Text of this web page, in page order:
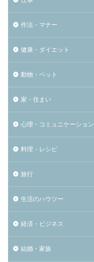
作法・マナー
健康・ダイエット
動物・ペット
家・住まい
心理・コミュニケーション
料理・レシピ
旅行
生活のハウツー
経済・ビジネス
結婚・家族